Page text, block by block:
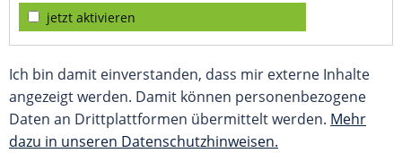
jetzt aktivieren
Ich bin damit einverstanden, dass mir externe Inhalte
angezeigt werden. Damit können personenbezogene
Daten an Drittplattformen übermittelt werden. Mehr
dazu in unseren Datenschutzhinweisen.